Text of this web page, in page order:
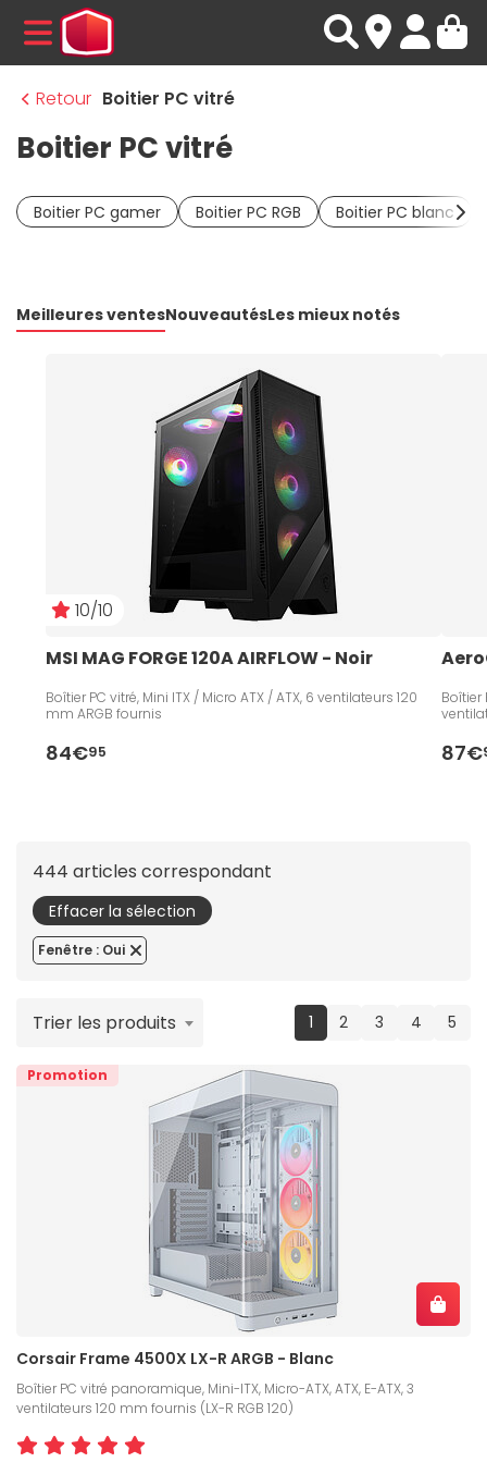
MENU
Retour Boitier PC vitré
Boitier PC vitré
Boitier PC gamer Boitier PC RGB Boitier PC blanc
Meilleures ventesNouveautésLes mieux notés
10/10
MSI MAG FORGE 120A AIRFLOW - Noir
Boîtier PC vitré, Mini ITX / Micro ATX / ATX, 6 ventilateurs 120
mm ARGB fournis
84€95
Boîtier
87€
444 articles correspondant
Effacer la sélection
Fenêtre : Oui
1(current)
2 3 4 5
Trier les produits
Promotion
Corsair Frame 4500X LX-R ARGB - Blanc
Boîtier PC vitré panoramique, Mini-ITX, Micro-ATX, ATX, E-ATX, 3
ventilateurs 120 mm fournis (LX-R RGB 120)